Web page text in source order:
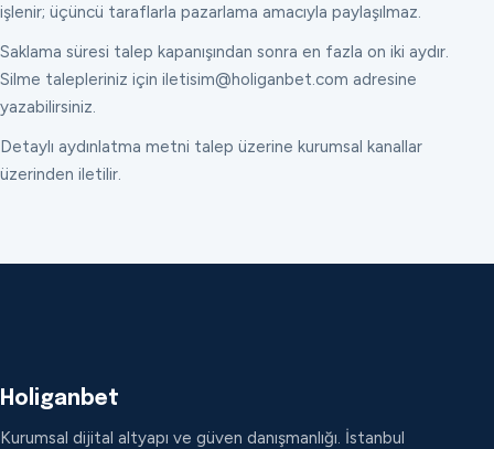
işlenir; üçüncü taraflarla pazarlama amacıyla paylaşılmaz.
Saklama süresi talep kapanışından sonra en fazla on iki aydır.
Silme talepleriniz için iletisim@holiganbet.com adresine
yazabilirsiniz.
Detaylı aydınlatma metni talep üzerine kurumsal kanallar
üzerinden iletilir.
Holiganbet
Kurumsal dijital altyapı ve güven danışmanlığı. İstanbul